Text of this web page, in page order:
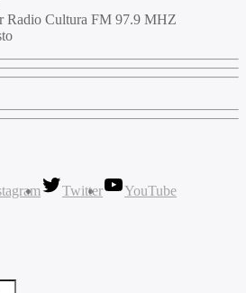
Radio Cultura FM 97.9 MHZ
Twitter
YouTube